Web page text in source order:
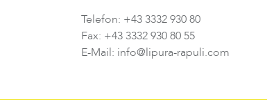
Telefon: +43 3332 930 80
Fax: +43 3332 930 80 55
E-Mail: info@lipura-rapuli.com